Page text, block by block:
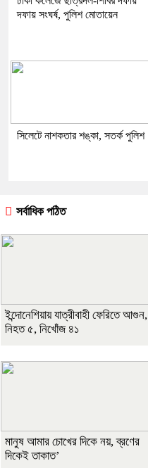
দফায় সংঘর্ষ, পুলিশ মোতায়েন
সিলেটে নাশকতার শঙ্কা, সতর্ক পুলিশ
সর্বাধিক পঠিত
ইন্দোনেশিয়ায় যাত্রীবাহী ফেরিতে আগুন,
নিহত ৫, নিখোঁজ ৪১
মানুষ আমার চোখের দিকে নয়, ব্রণের
দিকেই তাকাত’